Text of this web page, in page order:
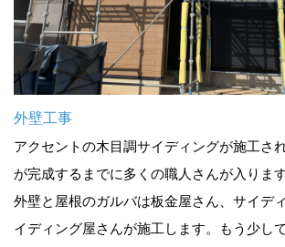
外壁工事
アクセントの木目調サイディングが施工さ
が完成するまでに多くの職人さんが入りま
外壁と屋根のガルバは板金屋さん、サイデ
イディング屋さんが施工します。もう少し